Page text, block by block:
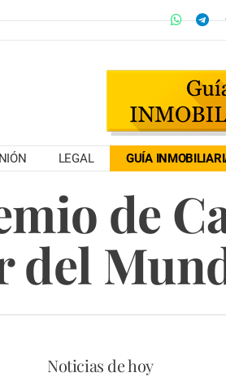
LEGAL GUÍA
de
del
Noticias de hoy